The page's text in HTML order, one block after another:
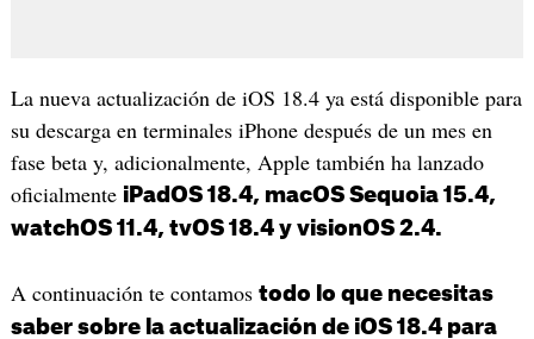
La nueva actualización de iOS 18.4 ya está disponible para
su descarga en terminales iPhone después de un mes en
fase beta y, adicionalmente, Apple también ha lanzado
oficialmente iPadOS 18.4, macOS Sequoia 15.4,
watchOS 11.4, tvOS 18.4 y visionOS 2.4.
A continuación te contamos todo lo que necesitas
saber sobre la actualización de iOS 18.4 para